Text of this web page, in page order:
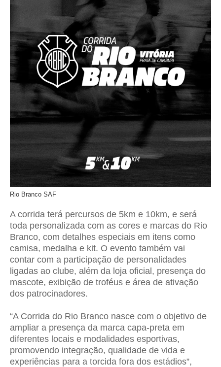
Rio Branco SAF
A corrida terá percursos de 5km e 10km, e será
toda personalizada com as cores e marcas do Rio
Branco, com detalhes especiais em itens como
camisa, medalha e kit. O evento também vai
contar com a participação de personalidades
ligadas ao clube, além da loja oficial, presença do
mascote, exibição de troféus e área de ativação
dos patrocinadores.
“A Corrida do Rio Branco nasce com o objetivo de
ampliar a presença da marca capa-preta em
diferentes locais e modalidades esportivas,
promovendo integração, qualidade de vida e
experiências para a torcida fora dos estádios”,